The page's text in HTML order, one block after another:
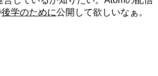
後学のために公開して欲しいなぁ。